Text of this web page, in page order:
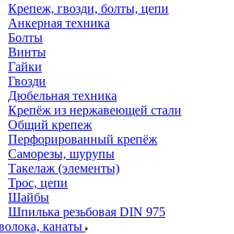
Крепеж, гвозди, болты, цепи
Анкерная техника
Болты
Винты
Гайки
Гвозди
Дюбельная техника
Крепёж из нержавеющей стали
Общий крепеж
Перфорированный крепёж
Саморезы, шурупы
Такелаж (элементы)
Трос, цепи
Шайбы
Шпилька резьбовая DIN 975
канаты